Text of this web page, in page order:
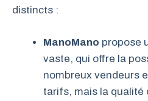
distincts :
ManoMano propose
vaste, qui offre la
nombreux vendeurs
tarifs, mais la qualité